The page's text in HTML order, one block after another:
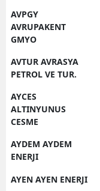
AVPGY
AVRUPAKENT
GMYO
AVTUR AVRASYA
PETROL VE TUR.
AYCES
ALTINYUNUS
CESME
AYDEM AYDEM
ENERJI
AYEN AYEN ENERJI